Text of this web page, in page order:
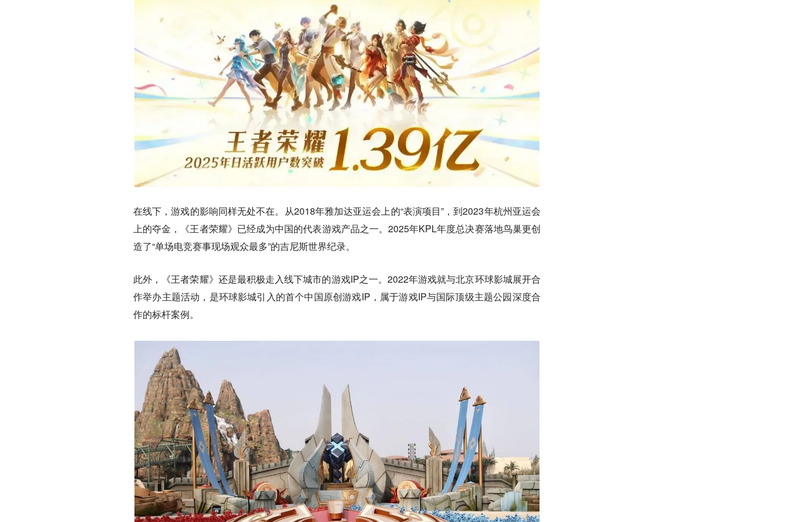
在线下，游戏的影响同样无处不在。从2018年雅加达亚运会上的“表演项目”，到2023年杭州亚运会
上的夺金，《王者荣耀》已经成为中国的代表游戏产品之一。2025年KPL年度总决赛落地鸟巢更创
造了“单场电竞赛事现场观众最多”的吉尼斯世界纪录。
此外，《王者荣耀》还是最积极走入线下城市的游戏IP之一。2022年游戏就与北京环球影城展开合
作举办主题活动，是环球影城引入的首个中国原创游戏IP，属于游戏IP与国际顶级主题公园深度合
作的标杆案例。